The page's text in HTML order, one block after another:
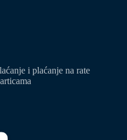
i plaćanje na rate